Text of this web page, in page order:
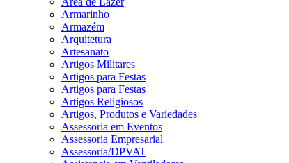
Armarinho
Armazém
Arquitetura
Artesanato
Artigos Militares
Artigos para Festas
Artigos para Festas
Artigos Religiosos
Artigos, Produtos e Variedades
Assessoria em Eventos
Assessoria Empresarial
Assessoria/DPVAT